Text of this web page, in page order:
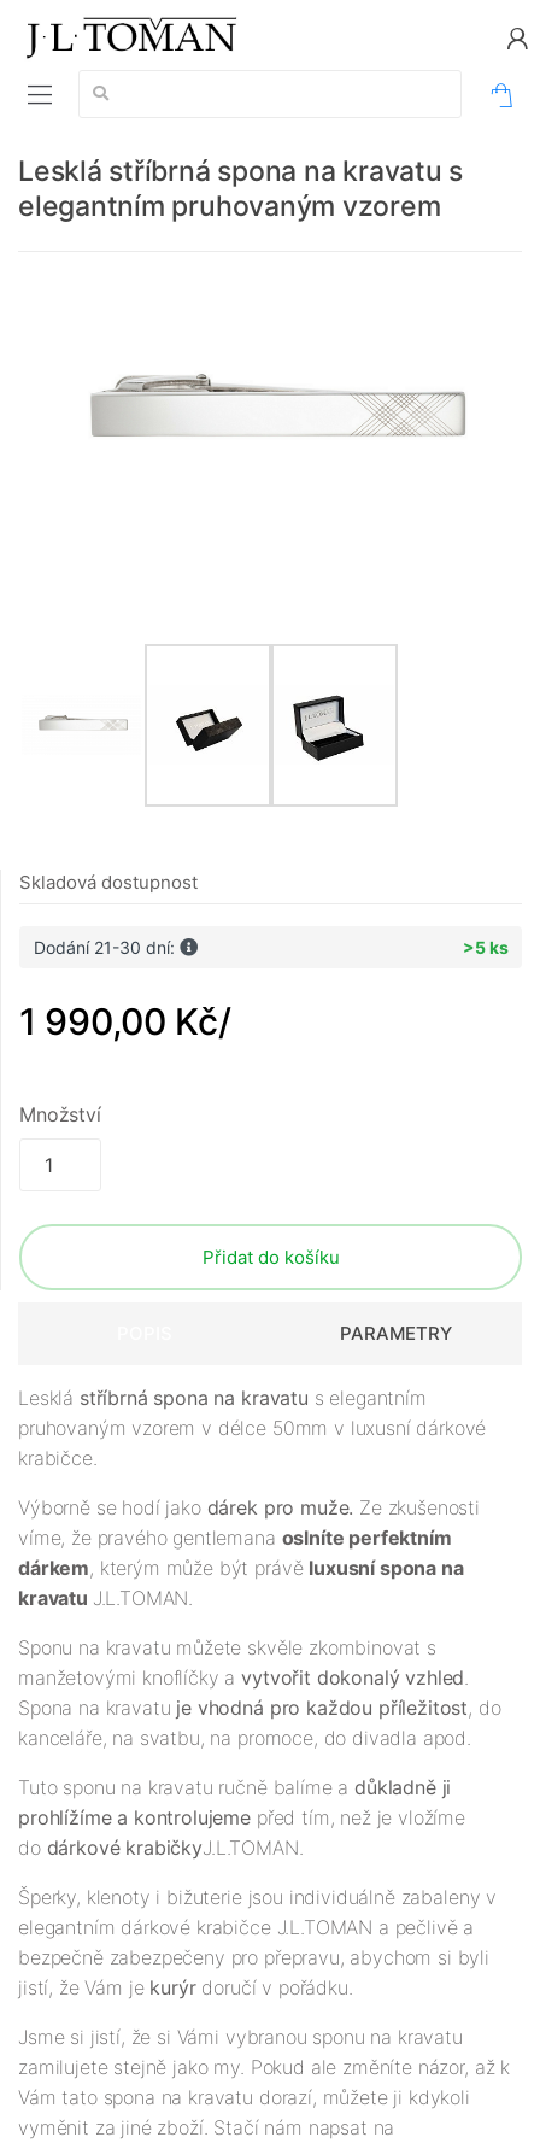
Vyhledávání:
Lesklá stříbrná spona na kravatu s
elegantním pruhovaným vzorem
Skladová dostupnost
Dodání 21-30 dní: >5 ks
1 990,00 Kč/
Množství
Přidat do košíku
PARAMETRY
Lesklá stříbrná spona na kravatu s elegantním
pruhovaným vzorem v délce 50mm v luxusní dárkové
krabičce.
Výborně se hodí jako dárek pro muže. Ze zkušenosti
víme, že pravého gentlemana oslníte perfektním
dárkem, kterým může být právě luxusní spona na
kravatu J.L.TOMAN.
Sponu na kravatu můžete skvěle zkombinovat s
manžetovými knoflíčky avytvořit dokonalý vzhled
Spona na kravatu je vhodná pro každou příležitost, do
kanceláře, na svatbu, na promoce, do divadla apod.
Tuto sponu na kravatu ručně balíme a důkladně ji
prohlížíme a kontrolujeme před tím, než je vložíme
do dárkové krabičkyJ.L.TOMAN.
Šperky, klenoty i bižuterie jsou individuálně zabaleny v
elegantním dárkové krabičce J.L.TOMAN a pečlivě a
bezpečně zabezpečeny pro přepravu, abychom si byli
jistí, že Vám je kurýr doručí v pořádku.
Jsme si jistí, že si Vámi vybranou sponu na kravatu
zamilujete stejně jako my. Pokud ale změníte názor, až k
Vám tato spona na kravatu dorazí, můžete ji kdykoli
vyměnit za jiné zboží. Stačí nám napsat na